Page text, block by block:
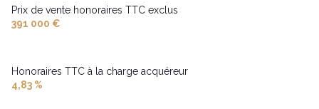
2 niveau(x)
cave
Prix de vente honoraires TTC exclus
391 000 €
Honoraires TTC à la charge acquéreur
4,83 %